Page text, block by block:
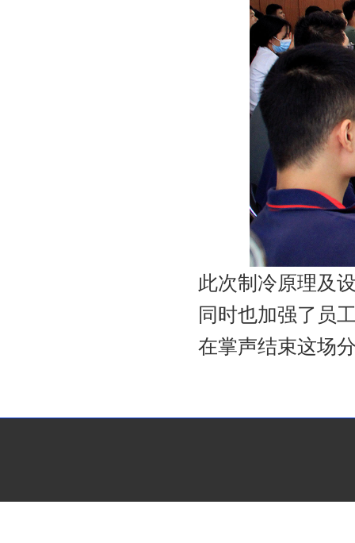
此次制冷原理及
同时也加强了员
在掌声结束这场